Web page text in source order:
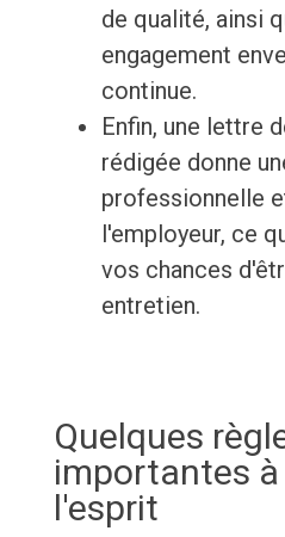
de qualité, ainsi
engagement
continue.
Enfin, une lettre
rédigée donne
professionnelle
l'employeur, ce
vos chances
entretien.
Quelques
importantes
l'esprit